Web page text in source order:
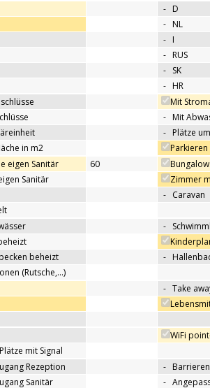
- D
- NL
- I
- RUS
- SK
- HR
Mit
- Mit
- Plätze
in m2
eigen Sanitär 60
Sanitär Zimmer
- Caravan
-
beheizt -
(Rutsche,…)
- Take
WiFi
mit Signal
Rezeption -
Sanitär -